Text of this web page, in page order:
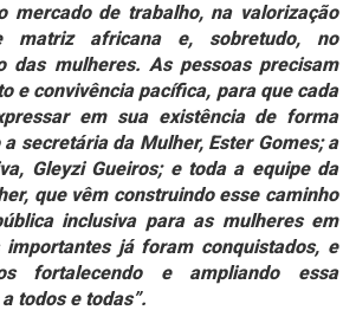
mercado de trabalho, na valorização
matriz africana e, sobretudo, no
das mulheres. As pessoas precisam
e convivência pacífica, para que cada
em sua existência de forma
secretária da Mulher, Ester Gomes; a
Gleyzi Gueiros; e toda a equipe da
que vêm construindo esse caminho
inclusiva para as mulheres em
importantes já foram conquistados, e
fortalecendo e ampliando essa
todos e todas”.